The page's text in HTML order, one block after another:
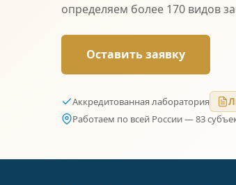
определяем более 170 видов
Оставить заявку
Аккредитованная лаборатория
Работаем по всей России — 83